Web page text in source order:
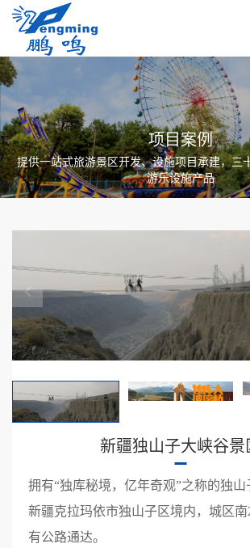
项目案例
提供一站式旅游景区开发、设施项目承建，三
游乐设施产品
新疆独山子大峡谷景
拥有“独库秘境，亿年奇观”之称的独
新疆克拉玛依市独山子区境内，城区南
有公路通达。